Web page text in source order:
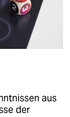
aus
der